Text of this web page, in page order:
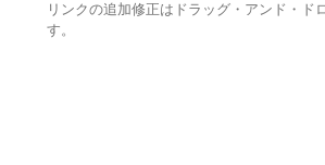
リンクの追加修正はドラッグ・アンド・ド
す。